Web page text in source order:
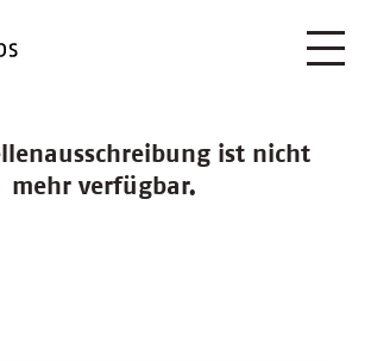
ist nicht
mehr verfügbar.